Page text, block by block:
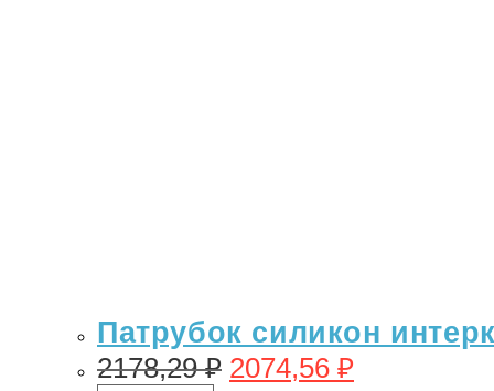
Патрубок силикон
2178,29₽ 2074,56 ₽